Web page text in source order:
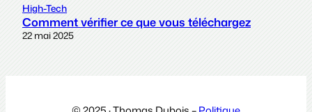
High-Tech
Comment vérifier ce que vous téléchargez
22 mai 2025